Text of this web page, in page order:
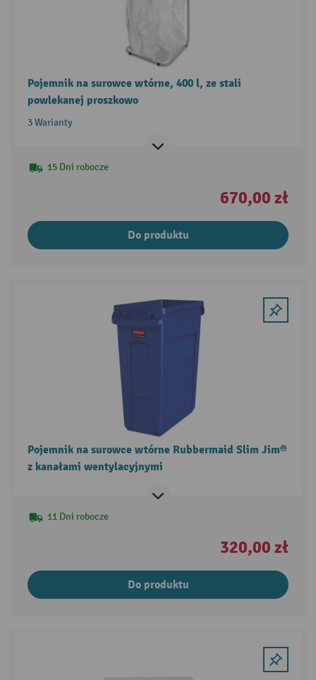
Pojemnik na surowce wtórne, 400 l, ze stali
powlekanej proszkowo
3 Warianty
15 Dni robocze
670,00 zł
Do produktu
Pojemnik na surowce wtórne Rubbermaid Slim Jim®
z kanałami wentylacyjnymi
11 Dni robocze
320,00 zł
Do produktu